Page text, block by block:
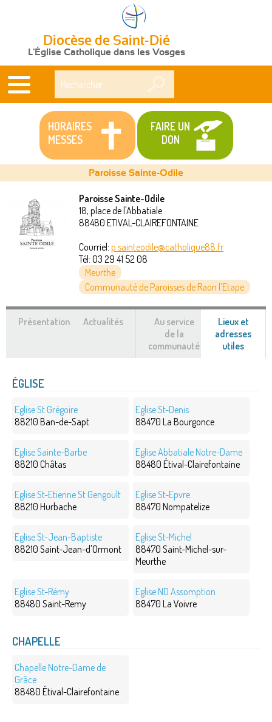
Diocèse de Saint-Dié
L'Église Catholique dans les Vosges
HORAIRES
MESSES
FAIRE UN
DON
Vous
êtes
Paroisse Sainte-Odile
Paroisse Sainte-Odile
18, place de l'Abbatiale
88480 ETIVAL-CLAIREFONTAINE
Courriel: p.sainteodile@catholique88.fr
Tél: 03 29 41 52 08
Meurthe
Communauté de Paroisses de Raon l'Etape
Présentation Actualités
Au service
de la
communauté
Lieux et
adresses
utiles
actif)
ÉGLISE
Eglise St Grégoire
88210 Ban-de-Sapt
Eglise St-Denis
88470 La Bourgonce
Eglise Sainte-Barbe
88210 Châtas
Eglise Abbatiale Notre-Dame
88480 Étival-Clairefontaine
Eglise St-Etienne St Gengoult
88210 Hurbache
Eglise St-Epvre
88470 Nompatelize
Eglise St-Jean-Baptiste
88210 Saint-Jean-d'Ormont
Eglise St-Michel
88470 Saint-Michel-sur-
Meurthe
Eglise St-Rémy
88480 Saint-Remy
Eglise ND Assomption
88470 La Voivre
CHAPELLE
Chapelle Notre-Dame de
Grâce
88480 Étival-Clairefontaine